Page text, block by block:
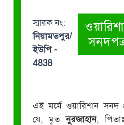
স্মারক নং:
নিয়ামতপুর/
ইউপি -
4838
এই মর্মে ওয়ারিশান সনদ
যে, মৃতনুরজাহান,